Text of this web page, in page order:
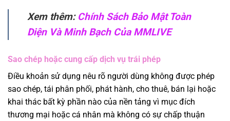
Xem thêm: Chính Sách Bảo Mật Toàn
Diện Và Minh Bạch Của MMLIVE
Sao chép hoặc cung cấp dịch vụ trái phép
Điều khoản sử dụng nêu rõ người dùng không được phép
sao chép, tái phân phối, phát hành, cho thuê, bán lại hoặc
khai thác bất kỳ phần nào của nền tảng vì mục đích
thương mại hoặc cá nhân mà không có sự chấp thuận